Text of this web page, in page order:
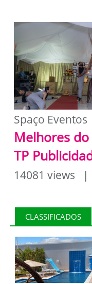
Spaço Eventos
Melhores
TP
14081 views |
CLASSIFICADOS